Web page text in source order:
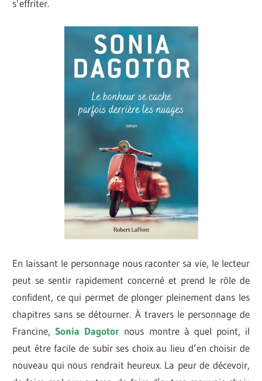
s’effriter.
En laissant le personnage nous raconter sa vie, le lecteur
peut se sentir rapidement concerné et prend le rôle de
confident, ce qui permet de plonger pleinement dans les
chapitres sans se détourner. À travers le personnage de
Francine,Sonia Dagotor nous montre à quel point, il
peut être facile de subir ses choix au lieu d’en choisir de
nouveau qui nous rendrait heureux. La peur de décevoir,